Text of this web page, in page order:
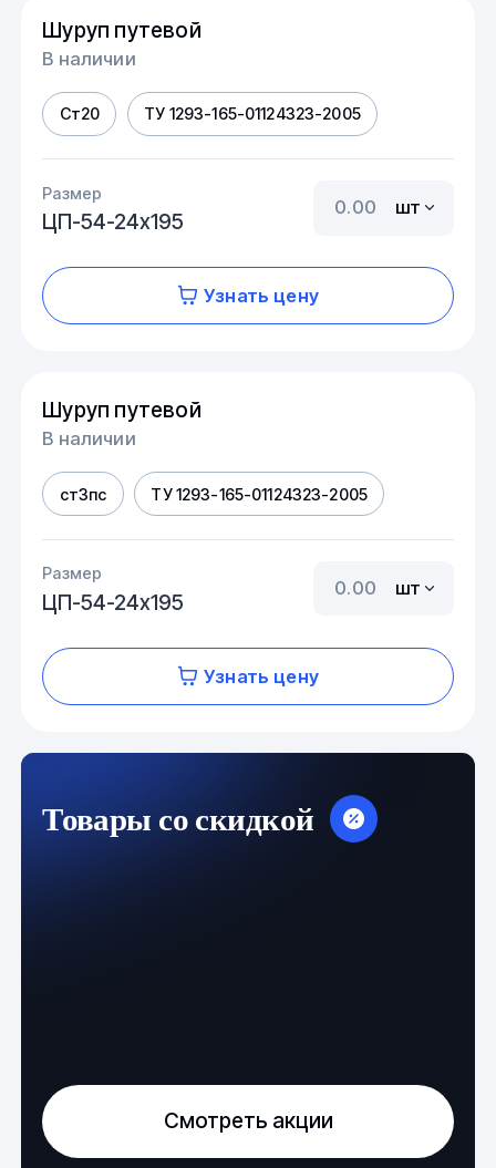
Шуруп путевой
В наличии
Ст20 ТУ 1293-165-01124323-2005
Размер
ЦП-54-24х195
шт
Узнать цену
Шуруп путевой
В наличии
ст3пс ТУ 1293-165-01124323-2005
Размер
ЦП-54-24х195
шт
Узнать цену
Товары со скидкой
Смотреть акции